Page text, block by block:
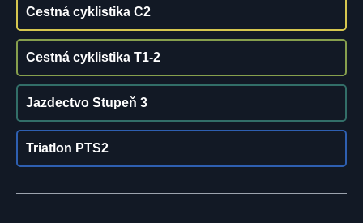
Cestná cyklistika C2
Cestná cyklistika T1-2
Jazdectvo Stupeň 3
Triatlon PTS2